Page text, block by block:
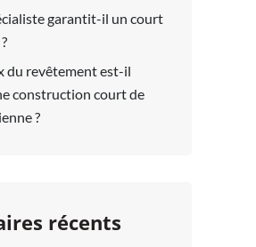
garantit-il un court
du revêtement est-il
construction court de
?
récents